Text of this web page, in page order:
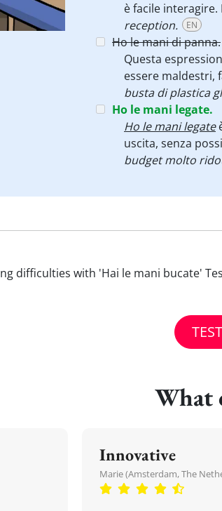
è facile interagire.
reception.
EN
Ho le mani di panna.
Questa
essere maldestri,
busta di plastica
Ho le mani legate.
Ho le mani legate
uscita, senza
budget molto
difficulties with 'Hai le mani bucate'
What
Innovative
Marie (Amsterdam, The